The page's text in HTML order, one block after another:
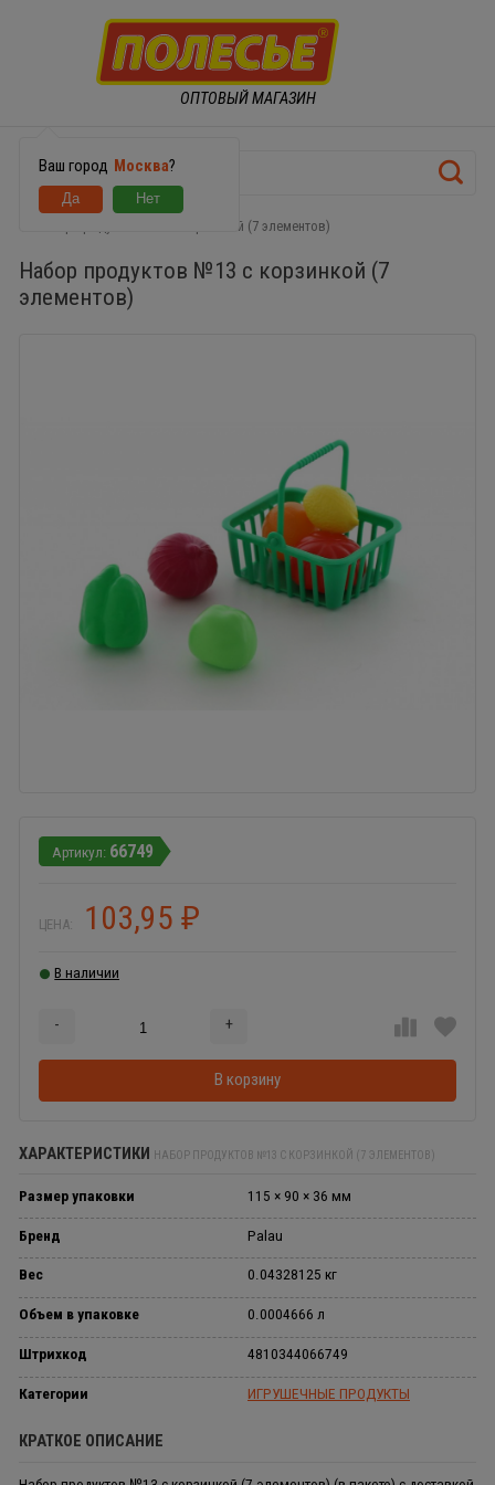
ОПТОВЫЙ МАГАЗИН
Ваш город Москва?
Набор продуктов №13 с корзинкой (7 элементов)
Набор продуктов №13 с корзинкой (7
элементов)
66749
ЦЕНА: 103,95 ₽
В наличии
- +
В корзину
ХАРАКТЕРИСТИКИ НАБОР ПРОДУКТОВ №13 С КОРЗИНКОЙ (7 ЭЛЕМЕНТОВ)
Размер упаковки 115 × 90 × 36 мм
Бренд Palau
Вес 0.04328125 кг
Объем в упаковке 0.0004666 л
Штрихкод 4810344066749
Категории ИГРУШЕЧНЫЕ ПРОДУКТЫ
КРАТКОЕ ОПИСАНИЕ